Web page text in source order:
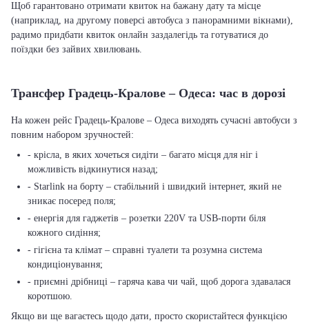
Щоб гарантовано отримати квиток на бажану дату та місце
(наприклад, на другому поверсі автобуса з панорамними вікнами),
радимо придбати квиток онлайн заздалегідь та готуватися до
поїздки без зайвих хвилювань.
Трансфер Градець-Кралове – Одеса: час в дорозі
На кожен рейс Градець-Кралове – Одеса виходять сучасні автобуси з
повним набором зручностей:
- крісла, в яких хочеться сидіти – багато місця для ніг і
можливість відкинутися назад;
- Starlink на борту – стабільний і швидкий інтернет, який не
зникає посеред поля;
- енергія для гаджетів – розетки 220V та USB-порти біля
кожного сидіння;
- гігієна та клімат – справні туалети та розумна система
кондиціонування;
- приємні дрібниці – гаряча кава чи чай, щоб дорога здавалася
коротшою.
Якщо ви ще вагаєтесь щодо дати, просто скористайтеся функцією